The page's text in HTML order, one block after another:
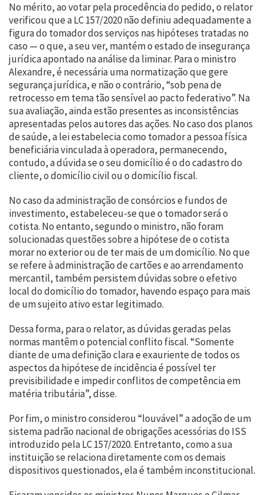
No mérito, ao votar pela procedência do pedido, o relator
verificou que a LC 157/2020 não definiu adequadamente a
figura do tomador dos serviços nas hipóteses tratadas no
caso — o que, a seu ver, mantém o estado de insegurança
jurídica apontado na análise da liminar. Para o ministro
Alexandre, é necessária uma normatização que gere
segurança jurídica, e não o contrário, “sob pena de
retrocesso em tema tão sensível ao pacto federativo”. Na
sua avaliação, ainda estão presentes as inconsistências
apresentadas pelos autores das ações. No caso dos planos
de saúde, a lei estabelecia como tomador a pessoa física
beneficiária vinculada à operadora, permanecendo,
contudo, a dúvida se o seu domicílio é o do cadastro do
cliente, o domicílio civil ou o domicílio fiscal.
No caso da administração de consórcios e fundos de
investimento, estabeleceu-se que o tomador será o
cotista. No entanto, segundo o ministro, não foram
solucionadas questões sobre a hipótese de o cotista
morar no exterior ou de ter mais de um domicílio. No que
se refere à administração de cartões e ao arrendamento
mercantil, também persistem dúvidas sobre o efetivo
local do domicílio do tomador, havendo espaço para mais
de um sujeito ativo estar legitimado.
Dessa forma, para o relator, as dúvidas geradas pelas
normas mantêm o potencial conflito fiscal. “Somente
diante de uma definição clara e exauriente de todos os
aspectos da hipótese de incidência é possível ter
previsibilidade e impedir conflitos de competência em
matéria tributária”, disse.
Por fim, o ministro considerou “louvável” a adoção de um
sistema padrão nacional de obrigações acessórias do ISS
introduzido pela LC 157/2020. Entretanto, como a sua
instituição se relaciona diretamente com os demais
dispositivos questionados, ela é também inconstitucional.